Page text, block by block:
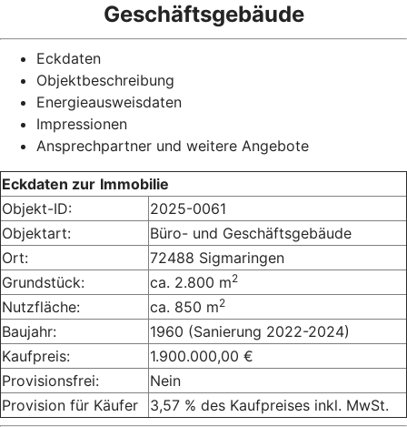
Geschäftsgebäude
Eckdaten
Objektbeschreibung
Energieausweisdaten
Impressionen
Ansprechpartner und weitere Angebote
Eckdaten zur Immobilie
Objekt-ID:
2025-0061
Objektart:
Büro- und Geschäftsgebäude
Ort:
72488 Sigmaringen
Grundstück:
ca. 2.800 m2
Nutzfläche: ca. 850 m2
Baujahr:
1960 (Sanierung 2022-2024)
Kaufpreis:
1.900.000,00 €
Provisionsfrei:
Nein
Provision für Käufer
3,57 % des Kaufpreises inkl. MwSt.